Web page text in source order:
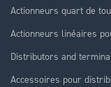
Actionneurs quart de
Actionneurs linéaires
Distributors and
Accessoires pour